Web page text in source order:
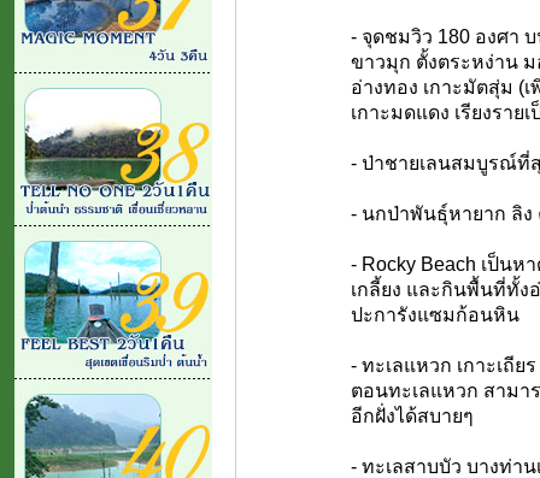
- จุดชมวิว 180 องศา
ขาวมุก ตั้งตระหง่าน ม
อ่างทอง เกาะมัตสุ่ม (
เกาะมดแดง เรียงราย
- ป่าชายเลนสมบูรณ์ที่
- นกป่าพันธุ์หายาก ลิง
- Rocky Beach เป็น
เกลี้ยง และกินพื้นที่ทั้ง
ปะการังแซมก้อนหิน
- ทะเลแหวก เกาะเถีย
ตอนทะเลแหวก สามา
อีกฝั่งได้สบายๆ
- ทะเลสาบบัว บางท่า